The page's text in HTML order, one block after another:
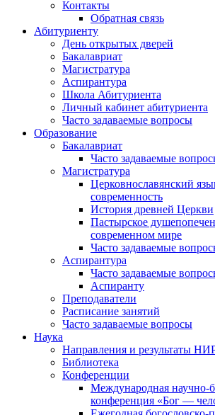
Контакты
Обратная связь
Абитуриенту
День открытых дверей
Бакалавриат
Магистратура
Аспирантура
Школа Абитуриента
Личный кабинет абитуриента
Часто задаваемые вопросы
Образование
Бакалавриат
Часто задаваемые
Магистратура
Церковнославянский
современность
История древней Церкви
Пастырское
современном мире
Часто задаваемые
Аспирантура
Часто задаваемые
Аспиранту
Преподаватели
Расписание занятий
Часто задаваемые вопросы
Наука
Направления и результаты
Библиотека
Конференции
Международная научно-
конференция «Бог —